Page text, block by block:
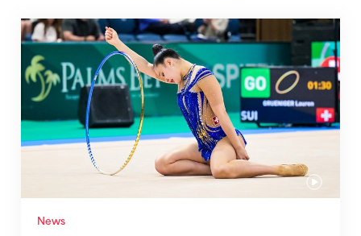
News
Nächster Halt: Weltmeisterschaft